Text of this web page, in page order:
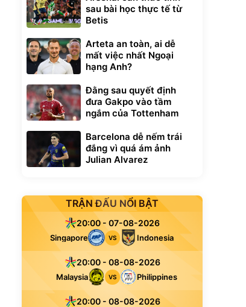
sau bài học thực tế từ
Betis
Arteta an toàn, ai dễ
mất việc nhất Ngoại
hạng Anh?
Đằng sau quyết định
đưa Gakpo vào tầm
ngắm của Tottenham
Barcelona dễ nếm trái
đắng vì quá ám ảnh
Julian Alvarez
TRẬN ĐẤU NỔI BẬT
20:00 - 07-08-2026
Singapore VS Indonesia
20:00 - 08-08-2026
Malaysia VS Philippines
20:00 - 08-08-2026